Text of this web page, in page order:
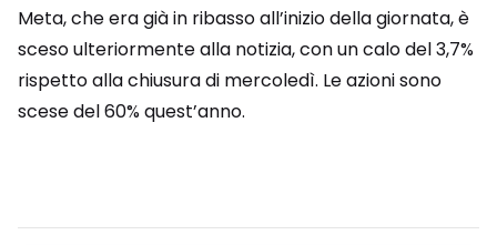
Meta, che era già in ribasso all’inizio della giornata, è
sceso ulteriormente alla notizia, con un calo del 3,7%
rispetto alla chiusura di mercoledì. Le azioni sono
scese del 60% quest’anno.